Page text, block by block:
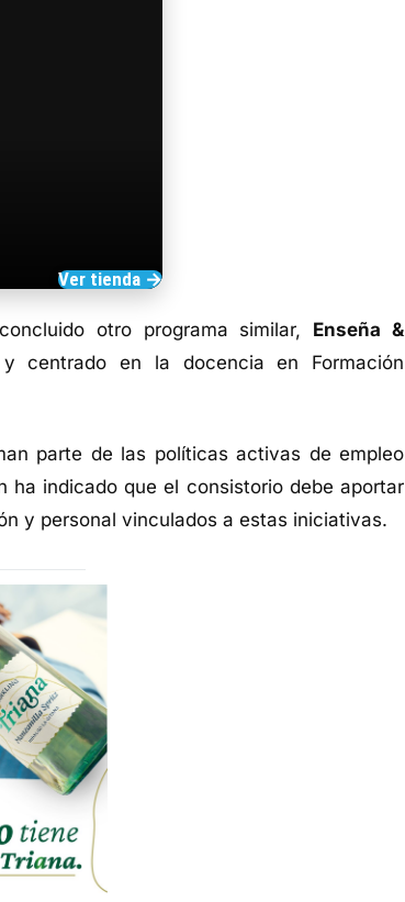
Ver tienda →
otro programa similar, Enseña &
centrado en la docencia en Formación
parte de las políticas activas de empleo
ha indicado que el consistorio debe aportar
y personal vinculados a estas iniciativas.